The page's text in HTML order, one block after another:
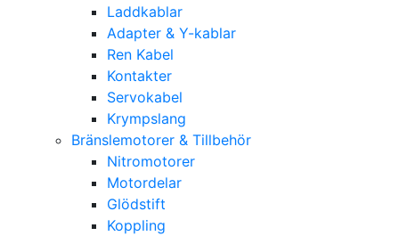
Laddkablar
Adapter & Y-kablar
Ren Kabel
Kontakter
Servokabel
Krympslang
Bränslemotorer & Tillbehör
Nitromotorer
Motordelar
Glödstift
Koppling